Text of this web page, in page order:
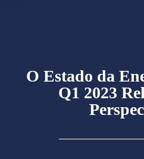
O Estado da
Q1 2023